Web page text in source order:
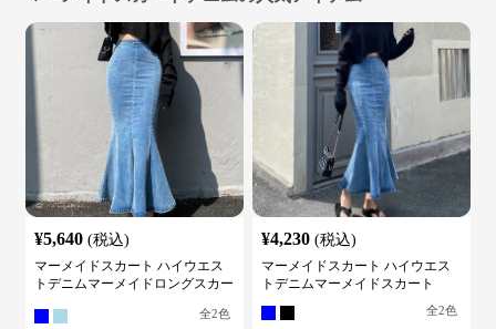
¥5,640 (税込)
マーメイドスカート ハイウエス
トデニムマーメイドロングスカー
全2色
¥4,230 (税込)
マーメイドスカート ハイウエス
トデニムマーメイドスカート
全2色